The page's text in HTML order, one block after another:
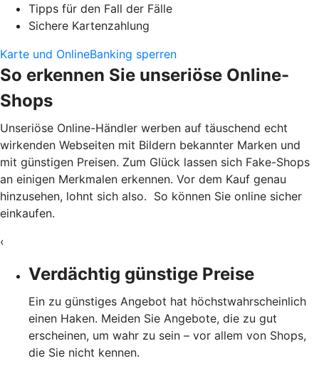
Tipps für den Fall der Fälle
Sichere Kartenzahlung
Karte und OnlineBanking sperren
So erkennen Sie unseriöse Online-
Shops
Unseriöse Online-Händler werben auf täuschend echt
wirkenden Webseiten mit Bildern bekannter Marken und
mit günstigen Preisen. Zum Glück lassen sich Fake-Shops
an einigen Merkmalen erkennen. Vor dem Kauf genau
hinzusehen, lohnt sich also. So können Sie online sicher
einkaufen.
‹
Verdächtig günstige Preise
Ein zu günstiges Angebot hat höchstwahrscheinlich
einen Haken. Meiden Sie Angebote, die zu gut
erscheinen, um wahr zu sein – vor allem von Shops,
die Sie nicht kennen.